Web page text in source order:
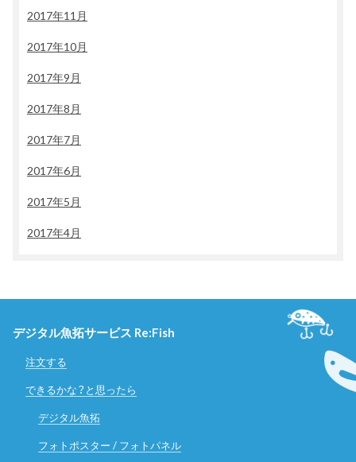
2017年11月
2017年10月
2017年9月
2017年8月
2017年7月
2017年6月
2017年5月
2017年4月
デジタル魚拓サービス Re:Fish
注文する
できるかな？と思ったら
デジタル魚拓
フォトポスター / フォトパネル